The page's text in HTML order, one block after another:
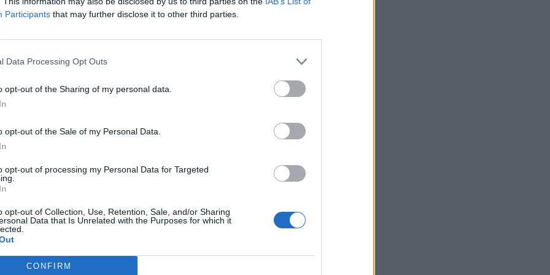
Participants that may further disclose it to other third parties.
Data Processing Opt Outs
opt-out of the Sharing of my personal data.
opt-out of the Sale of my Personal Data.
opt-out of processing my Personal Data for Targeted
opt-out of Collection, Use, Retention, Sale, and/or Sharing
Data that Is Unrelated with the Purposes for which it
CONFIRM
mélypontra, 0,7 százalékra süllyedt az éves infláció az euróövezetben, és már
portfolio.hu hírarchívumához tartozik, melynek olvasása előfizetéses
tartalmazza:
elmúlt 2 év napon belüli
Előfizetés
VAGY? BEJELENTKEZÉS